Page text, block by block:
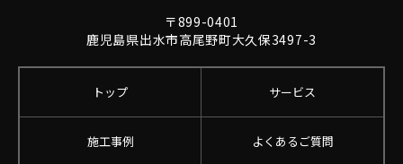
〒899-0401
鹿児島県出水市高尾野町大久保3497-3
トップ
よくあるご質問
サービス
施工事例